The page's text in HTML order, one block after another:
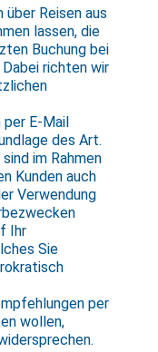
Reisen aus
lassen, die
Buchung bei
richten wir
E-Mail
des Art.
im Rahmen
Kunden auch
Verwendung
Ihr
Sie
per
wollen,